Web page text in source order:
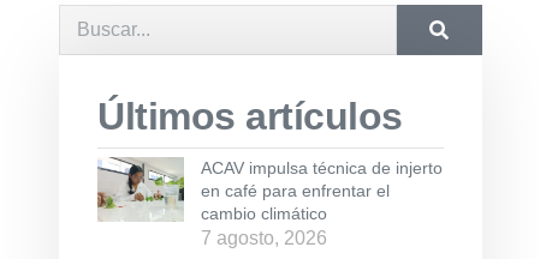
Últimos artículos
ACAV impulsa técnica de injerto
en café para enfrentar el
cambio climático
7 agosto, 2026